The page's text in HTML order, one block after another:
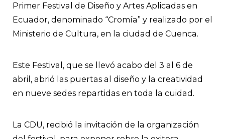
Primer Festival de Diseño y Artes Aplicadas en
Ecuador, denominado “Cromía” y realizado por el
Ministerio de Cultura, en la ciudad de Cuenca.
Este Festival, que se llevó acabo del 3 al 6 de
abril, abrió las puertas al diseño y la creatividad
en nueve sedes repartidas en toda la cuidad.
La CDU, recibió la invitación de la organización